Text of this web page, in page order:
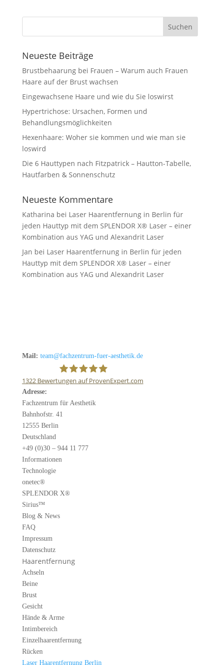
Neueste Beiträge
Brustbehaarung bei Frauen – Warum auch Frauen
Haare auf der Brust wachsen
Eingewachsene Haare und wie du Sie loswirst
Hypertrichose: Ursachen, Formen und
Behandlungsmöglichkeiten
Hexenhaare: Woher sie kommen und wie man sie
loswird
Die 6 Hauttypen nach Fitzpatrick – Hautton-Tabelle,
Hautfarben & Sonnenschutz
Neueste Kommentare
Katharina bei Laser Haarentfernung in Berlin für
jeden Hauttyp mit dem SPLENDOR X® Laser – einer
Kombination aus YAG und Alexandrit Laser
Jan bei Laser Haarentfernung in Berlin für jeden
Hauttyp mit dem SPLENDOR X® Laser – einer
Kombination aus YAG und Alexandrit Laser
Mail: team@fachzentrum-fuer-aesthetik.de
Fachzentrum für Ästhetik
1322Bewertungen auf ProvenExpert.com
Adresse:
Fachzentrum für Aesthetik
Bahnhofstr. 41
12555 Berlin
Deutschland
+49 (0)30 – 944 11 777
Informationen
Technologie
onetec®
SPLENDOR X®
Sirius™
Blog & News
FAQ
Impressum
Datenschutz
Haarentfernung
Achseln
Beine
Brust
Gesicht
Hände & Arme
Intimbereich
Einzelhaarentfernung
Rücken
Laser Haarentfernung Berlin